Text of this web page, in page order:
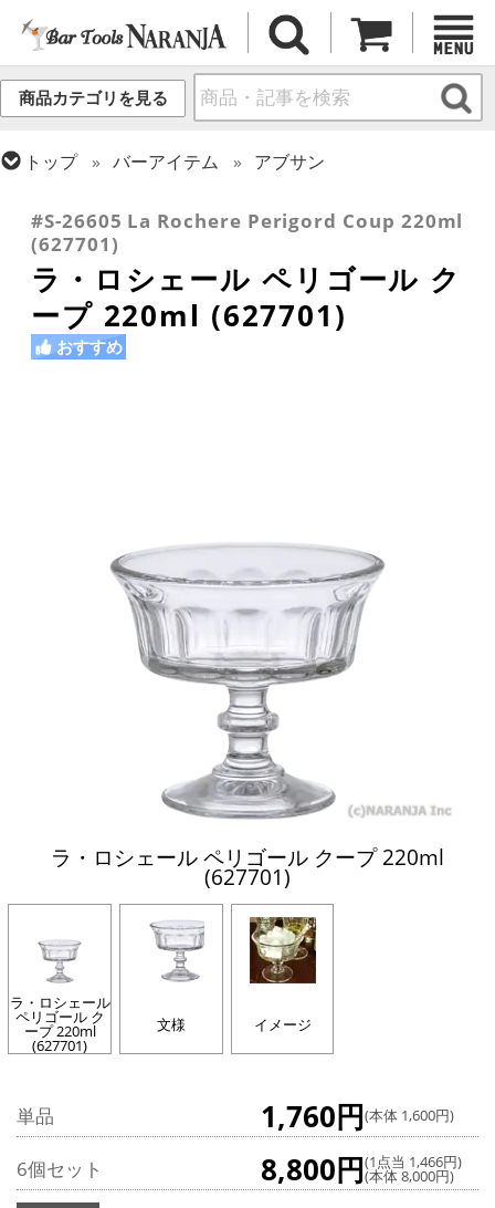
商品カテゴリを見る
トップ バーアイテム
アブサン
ラ・ロシェール
#S-26605 La Rochere Perigord Coup 220ml
(627701)
ラ・ロシェール ペリゴール ク
ープ 220ml (627701)
おすすめ
ラ・ロシェール ペリゴール クープ 220ml
(627701)
ラ・ロシェール
ペリゴール ク
ープ 220ml
(627701)
文様 イメージ
単品 1,760円(本体 1,600円)
6個セット 8,800円(1点当 1,466円)
(本体 8,000円)